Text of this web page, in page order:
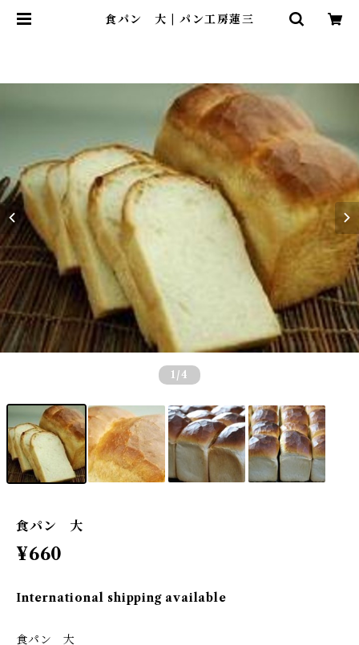
食パン 大 | パン工房蓮三
1 /4
食パン 大
¥660
International shipping available
食パン 大